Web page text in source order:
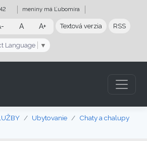
meniny má Ľubomíra
A A+ Textová verzia RSS
Language ▼
Ubytovanie
Chaty a chalupy